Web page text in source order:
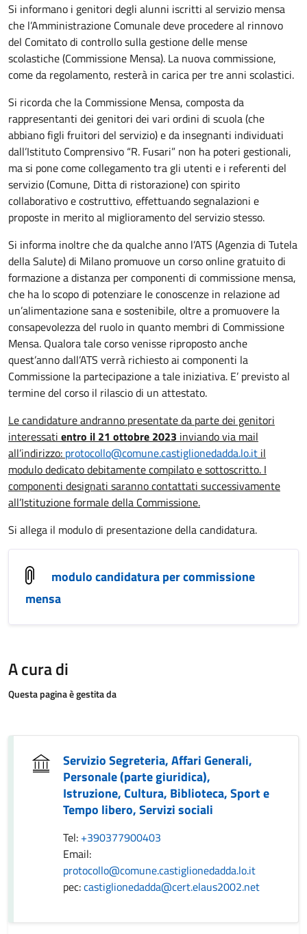
Si informano i genitori degli alunni iscritti al servizio mensa
che l’Amministrazione Comunale deve procedere al rinnovo
del Comitato di controllo sulla gestione delle mense
scolastiche (Commissione Mensa). La nuova commissione,
come da regolamento, resterà in carica per tre anni scolastici.
Si ricorda che la Commissione Mensa, composta da
rappresentanti dei genitori dei vari ordini di scuola (che
abbiano figli fruitori del servizio) e da insegnanti individuati
dall’Istituto Comprensivo “R. Fusari” non ha poteri gestionali,
ma si pone come collegamento tra gli utenti e i referenti del
servizio (Comune, Ditta di ristorazione) con spirito
collaborativo e costruttivo, effettuando segnalazioni e
proposte in merito al miglioramento del servizio stesso.
Si informa inoltre che da qualche anno l’ATS (Agenzia di Tutela
della Salute) di Milano promuove un corso online gratuito di
formazione a distanza per componenti di commissione mensa,
che ha lo scopo di potenziare le conoscenze in relazione ad
un’alimentazione sana e sostenibile, oltre a promuovere la
consapevolezza del ruolo in quanto membri di Commissione
Mensa. Qualora tale corso venisse riproposto anche
quest’anno dall’ATS verrà richiesto ai componenti la
Commissione la partecipazione a tale iniziativa. E’ previsto al
termine del corso il rilascio di un attestato.
Le candidature andranno presentate da parte dei genitori
interessati entro il 21 ottobre 2023 inviando via mail
all’indirizzo: protocollo@comune.castiglionedadda.lo.it il
modulo dedicato debitamente compilato e sottoscritto. I
componenti designati saranno contattati successivamente
all’Istituzione formale della Commissione.
Si allega il modulo di presentazione della candidatura.
modulo candidatura per commissione
mensa
A cura di
Questa pagina è gestita da
Servizio Segreteria, Affari Generali,
Personale (parte giuridica),
Istruzione, Cultura, Biblioteca, Sport e
Tempo libero, Servizi sociali
Tel: +390377900403
Email:
protocollo@comune.castiglionedadda.lo.it
pec:castiglionedadda@cert.elaus2002.net